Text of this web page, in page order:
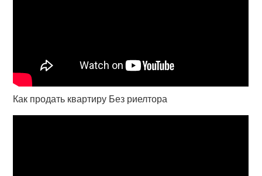
Как продать квартиру Без риелтора